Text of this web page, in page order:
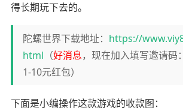
得长期玩下去的。
陀螺世界下载地址： https://
html （好消息，现在加入填写邀请码：
1-10元红包）
下面是小编操作这款游戏的收款图：